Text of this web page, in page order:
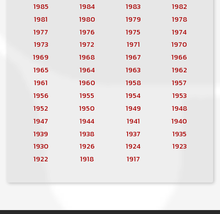
1985
1984 1983
1982
1981
1980 1979
1978
1977
1976 1975
1974
1973
1972 1971
1970
1969
1968 1967
1966
1965
1964 1963
1962
1961
1960 1958
1957
1956
1955 1954
1953
1952
1950 1949
1948
1947
1944 1941
1940
1939
1938 1937
1935
1930
1926 1924
1923
1922
1918 1917